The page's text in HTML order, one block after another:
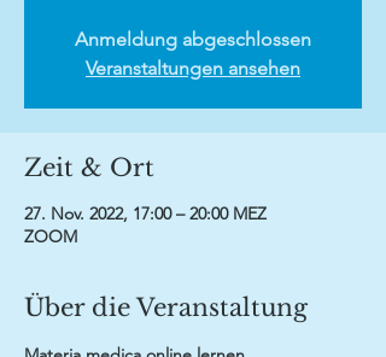
Anmeldung abgeschlossen
Veranstaltungen ansehen
Zeit & Ort
27. Nov. 2022, 17:00 – 20:00 MEZ
ZOOM
Über die Veranstaltung